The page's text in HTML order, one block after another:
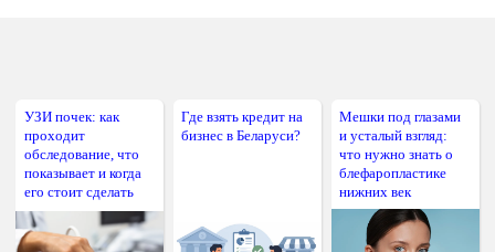
УЗИ почек: как
проходит
обследование, что
показывает и когда
его стоит сделать
Где взять кредит на
бизнес в Беларуси?
Мешки под глазами
и усталый взгляд:
что нужно знать о
блефаропластике
нижних век